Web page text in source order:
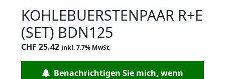
KOHLEBUERSTENPAAR R+E
(SET) BDN125
CHF 25.42 inkl. 7.7% MwSt.
Benachrichtigen Sie mich, wenn